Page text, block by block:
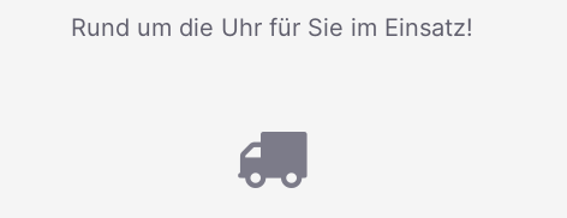
Rund um die Uhr für Sie im Einsatz!